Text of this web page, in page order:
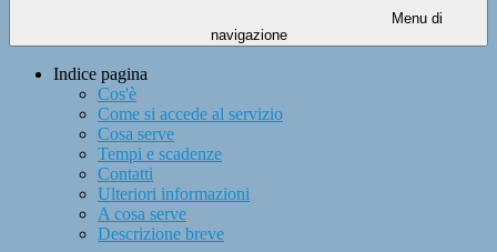
Menu di
navigazione
Indice pagina
Cos'è
Come si accede al servizio
Cosa serve
Tempi e scadenze
Contatti
Ulteriori informazioni
A cosa serve
Descrizione breve